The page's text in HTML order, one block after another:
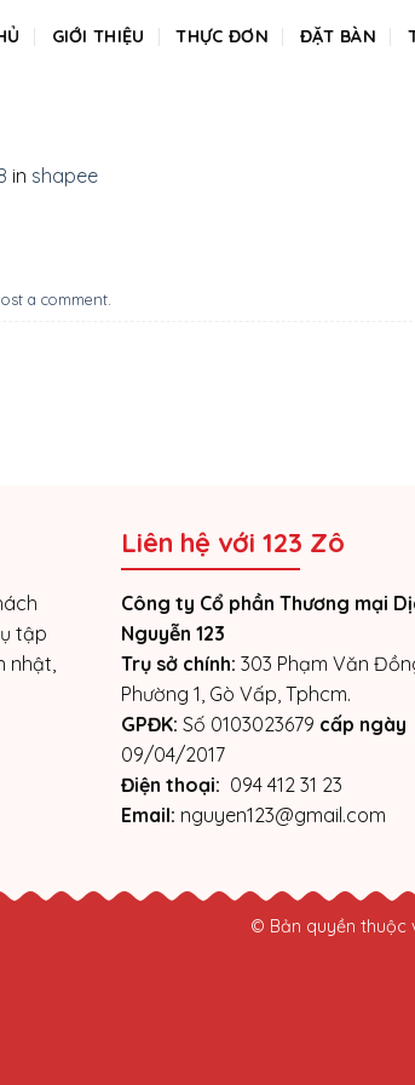
GIỚI THIỆU THỰC ĐƠN ĐẶT BÀN
in shapee
a comment.
tập
nhật,
Liên hệ với 123 Zô
Công ty Cổ phần Thương mại
Nguyễn 123
Trụ sở chính: 303 Phạm Văn
Phường 1, Gò Vấp, Tphcm.
GPĐK: Số 0103023679 cấp ngày
09/04/2017
Điện thoại: 094 412 31 23
Email: nguyen123@gmail.com
© Bản quyền thuộc